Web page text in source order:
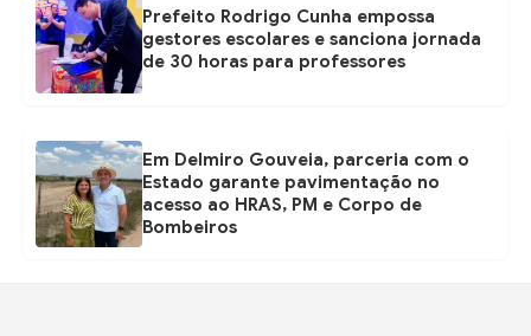
Prefeito Rodrigo Cunha empossa
gestores escolares e sanciona jornada
de 30 horas para professores
Em Delmiro Gouveia, parceria com o
Estado garante pavimentação no
acesso ao HRAS, PM e Corpo de
Bombeiros